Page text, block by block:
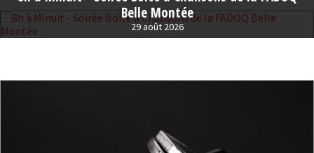
Belle Montée
29 août 2026